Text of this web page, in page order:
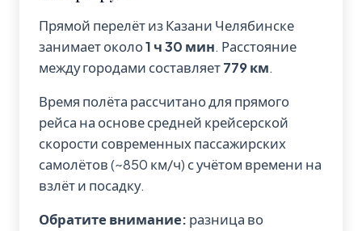
Прямой перелёт из Казани Челябинске
занимает около1 ч 30 мин. Расстояние
между городами составляет779 км.
Время полёта рассчитано для прямого
рейса на основе средней крейсерской
скорости современных пассажирских
самолётов (~850 км/ч) с учётом времени на
взлёт и посадку.
Обратите внимание: разница во